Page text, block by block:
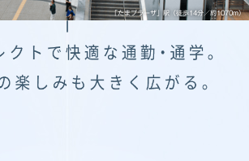
「たまプラーザ」駅（徒歩14分／約1070m）